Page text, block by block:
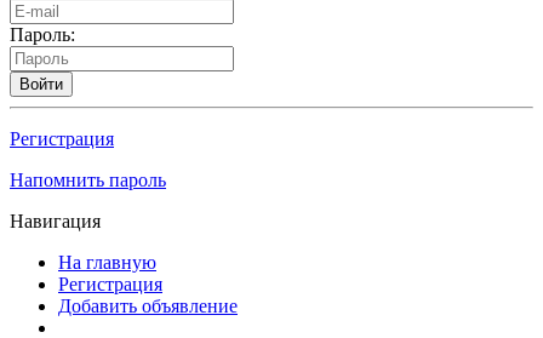
Пароль:
Войти
Регистрация
Напомнить пароль
Навигация
На главную
Регистрация
Добавить объявление